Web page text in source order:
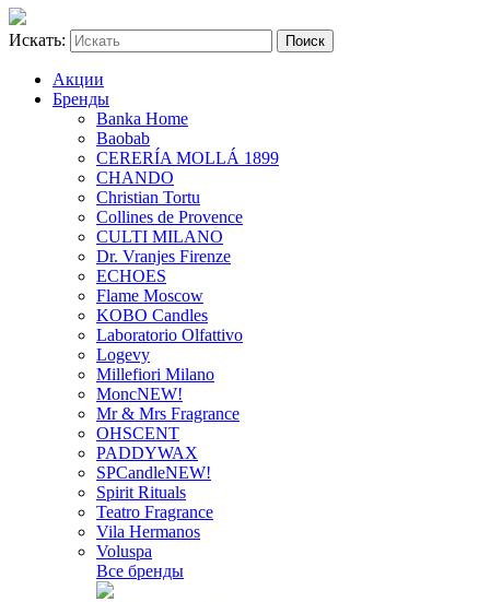
Искать:
Акции
Бренды
Banka Home
Baobab
CERERÍA MOLLÁ 1899
CHANDO
Christian Tortu
Collines de Provence
CULTI MILANO
Dr. Vranjes Firenze
ECHOES
Flame Moscow
KOBO Candles
Laboratorio Olfattivo
Logevy
Millefiori Milano
MoncNEW!
Mr & Mrs Fragrance
OHSCENT
PADDYWAX
SPCandleNEW!
Spirit Rituals
Teatro Fragrance
Vila Hermanos
Voluspa
Все бренды